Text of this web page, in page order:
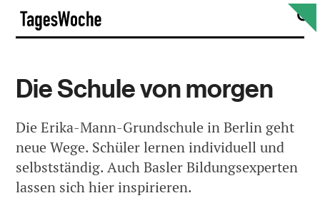
Skip
content
Die Schule von morgen
Die Erika-Mann-Grundschule in Berlin geht
neue Wege. Schüler lernen individuell und
selbstständig. Auch Basler Bildungsexperten
lassen sich hier inspirieren.